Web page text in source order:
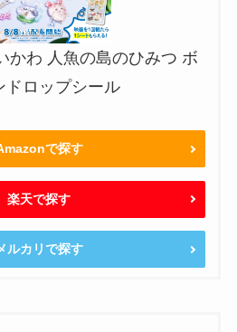
かわ 人魚の島のひみつ ボ
ドロップシール
で探す
楽天で探す
ルカリで探す